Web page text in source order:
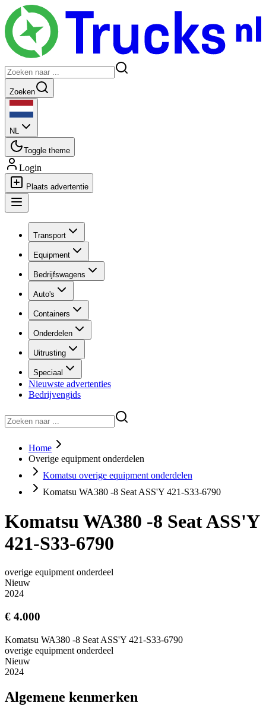
Zoeken
NL
Toggle theme
Login
Plaats advertentie
Transport
Equipment
Bedrijfswagens
Auto's
Containers
Onderdelen
Uitrusting
Speciaal
Nieuwste advertenties
Bedrijvengids
Home
Overige equipment onderdelen
Komatsu overige equipment onderdelen
Komatsu WA380 -8 Seat ASS'Y 421-S33-6790
Komatsu WA380 -8 Seat ASS'Y
421-S33-6790
overige equipment onderdeel
Nieuw
2024
€ 4.000
Komatsu WA380 -8 Seat ASS'Y 421-S33-6790
overige equipment onderdeel
Nieuw
2024
Algemene kenmerken